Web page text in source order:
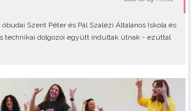
Szent Péter és Pál Szalézi Általános Iskola és
technikai dolgozói együtt indultak útnak - ezúttal